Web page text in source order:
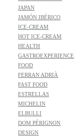
JAPAN
JAMÓN IBÉRICO
ICE-CREAM
HOT ICE-CREAM
HEALTH
GASTROEXPERIENCE
FOOD
FERRAN ADRIÀ
FAST FOOD
ESTRELLAS
MICHELIN
ELBULLI
DOM PÉRIGNON
DESIGN